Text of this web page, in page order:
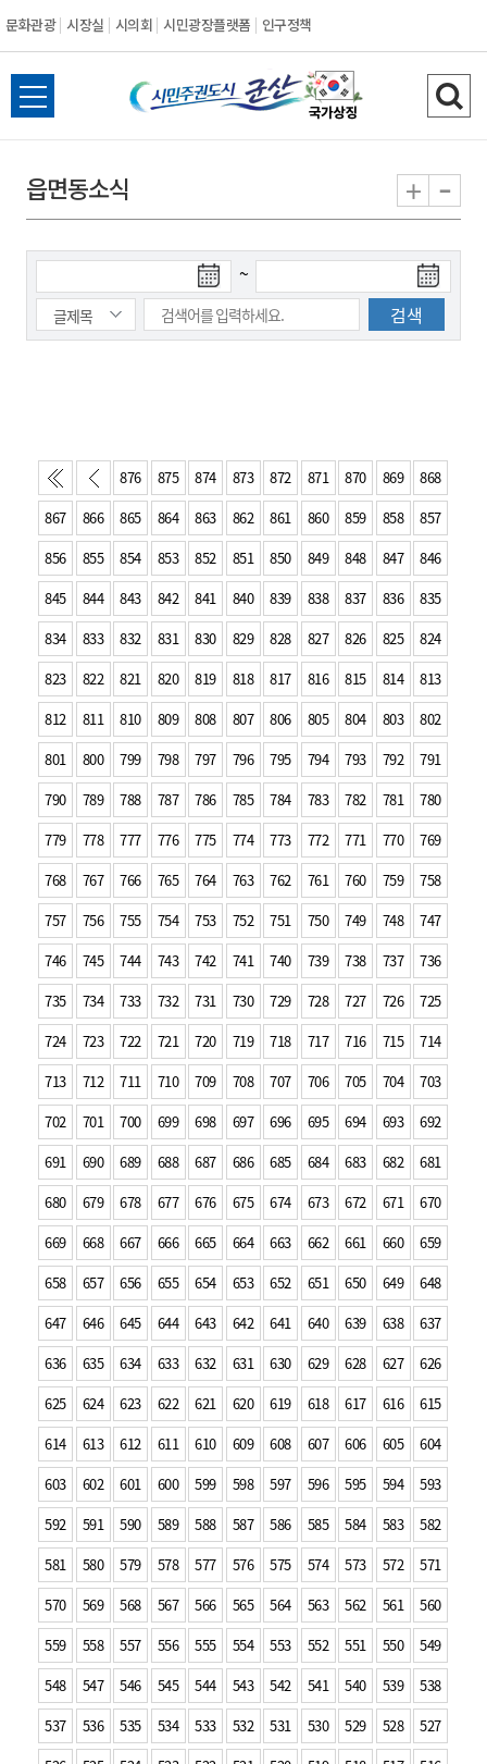
문화관광 시장실 시의회 시민광장플랫폼 인구정책
시
민
권
도
시
산
전
체
뉴
열
검
색
기
읍면동소식 + -
색
시
~
색
종
876 875 874 873 872 871 870 869
868
867
866 865 864 863 862 861 860 859 858
857
856
855 854 853 852 851 850 849 848 847
846
845
844 843 842 841 840 839 838 837 836
835
834
833 832 831 830 829 828 827 826 825
824
823
822 821 820 819 818 817 816 815 814
813
812
811 810 809 808 807 806 805 804 803
802
801
800 799 798 797 796 795 794 793 792
791
790
789 788 787 786 785 784 783 782 781
780
779
778 777 776 775 774 773 772 771 770
769
768
767 766 765 764 763 762 761 760 759
758
757
756 755 754 753 752 751 750 749 748
747
746
745 744 743 742 741 740 739 738 737
736
735
734 733 732 731 730 729 728 727 726
725
724
723 722 721 720 719 718 717 716 715
714
713
712 711 710 709 708 707 706 705 704
703
702
701 700 699 698 697 696 695 694 693
692
691
690 689 688 687 686 685 684 683 682
681
680
679 678 677 676 675 674 673 672 671
670
669
668 667 666 665 664 663 662 661 660
659
658
657 656 655 654 653 652 651 650 649
648
647
646 645 644 643 642 641 640 639 638
637
636
635 634 633 632 631 630 629 628 627
626
625
624 623 622 621 620 619 618 617 616
615
614
613 612 611 610 609 608 607 606 605
604
603
602 601 600 599 598 597 596 595 594
593
592
591 590 589 588 587 586 585 584 583
582
581
580 579 578 577 576 575 574 573 572
571
570
569 568 567 566 565 564 563 562 561
560
559
558 557 556 555 554 553 552 551 550
549
548
547 546 545 544 543 542 541 540 539
538
537
536 535 534 533 532 531 530 529 528
527